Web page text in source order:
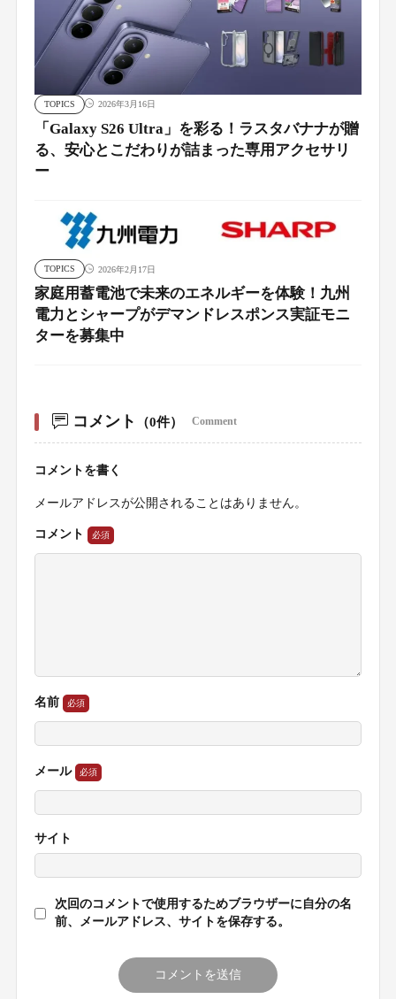
TOPICS 2026年3月16日
「Galaxy S26 Ultra」を彩る！ラスタバナナが贈
る、安心とこだわりが詰まった専用アクセサリ
ー
TOPICS 2026年2月17日
家庭用蓄電池で未来のエネルギーを体験！九州
電力とシャープがデマンドレスポンス実証モニ
ターを募集中
コメント （0件） Comment
コメントを書く
メールアドレスが公開されることはありません。
コメント
名前
メール
サイト
次回のコメントで使用するためブラウザーに自分の名
前、メールアドレス、サイトを保存する。